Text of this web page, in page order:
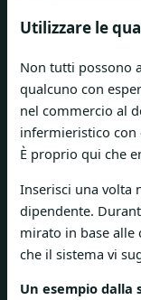
Utilizzare le
Non tutti possono
qualcuno con
nel commercio al
infermieristico
È proprio qui che
Inserisci una volta
dipendente.
mirato in base alle
che il sistema vi
Un esempio dalla